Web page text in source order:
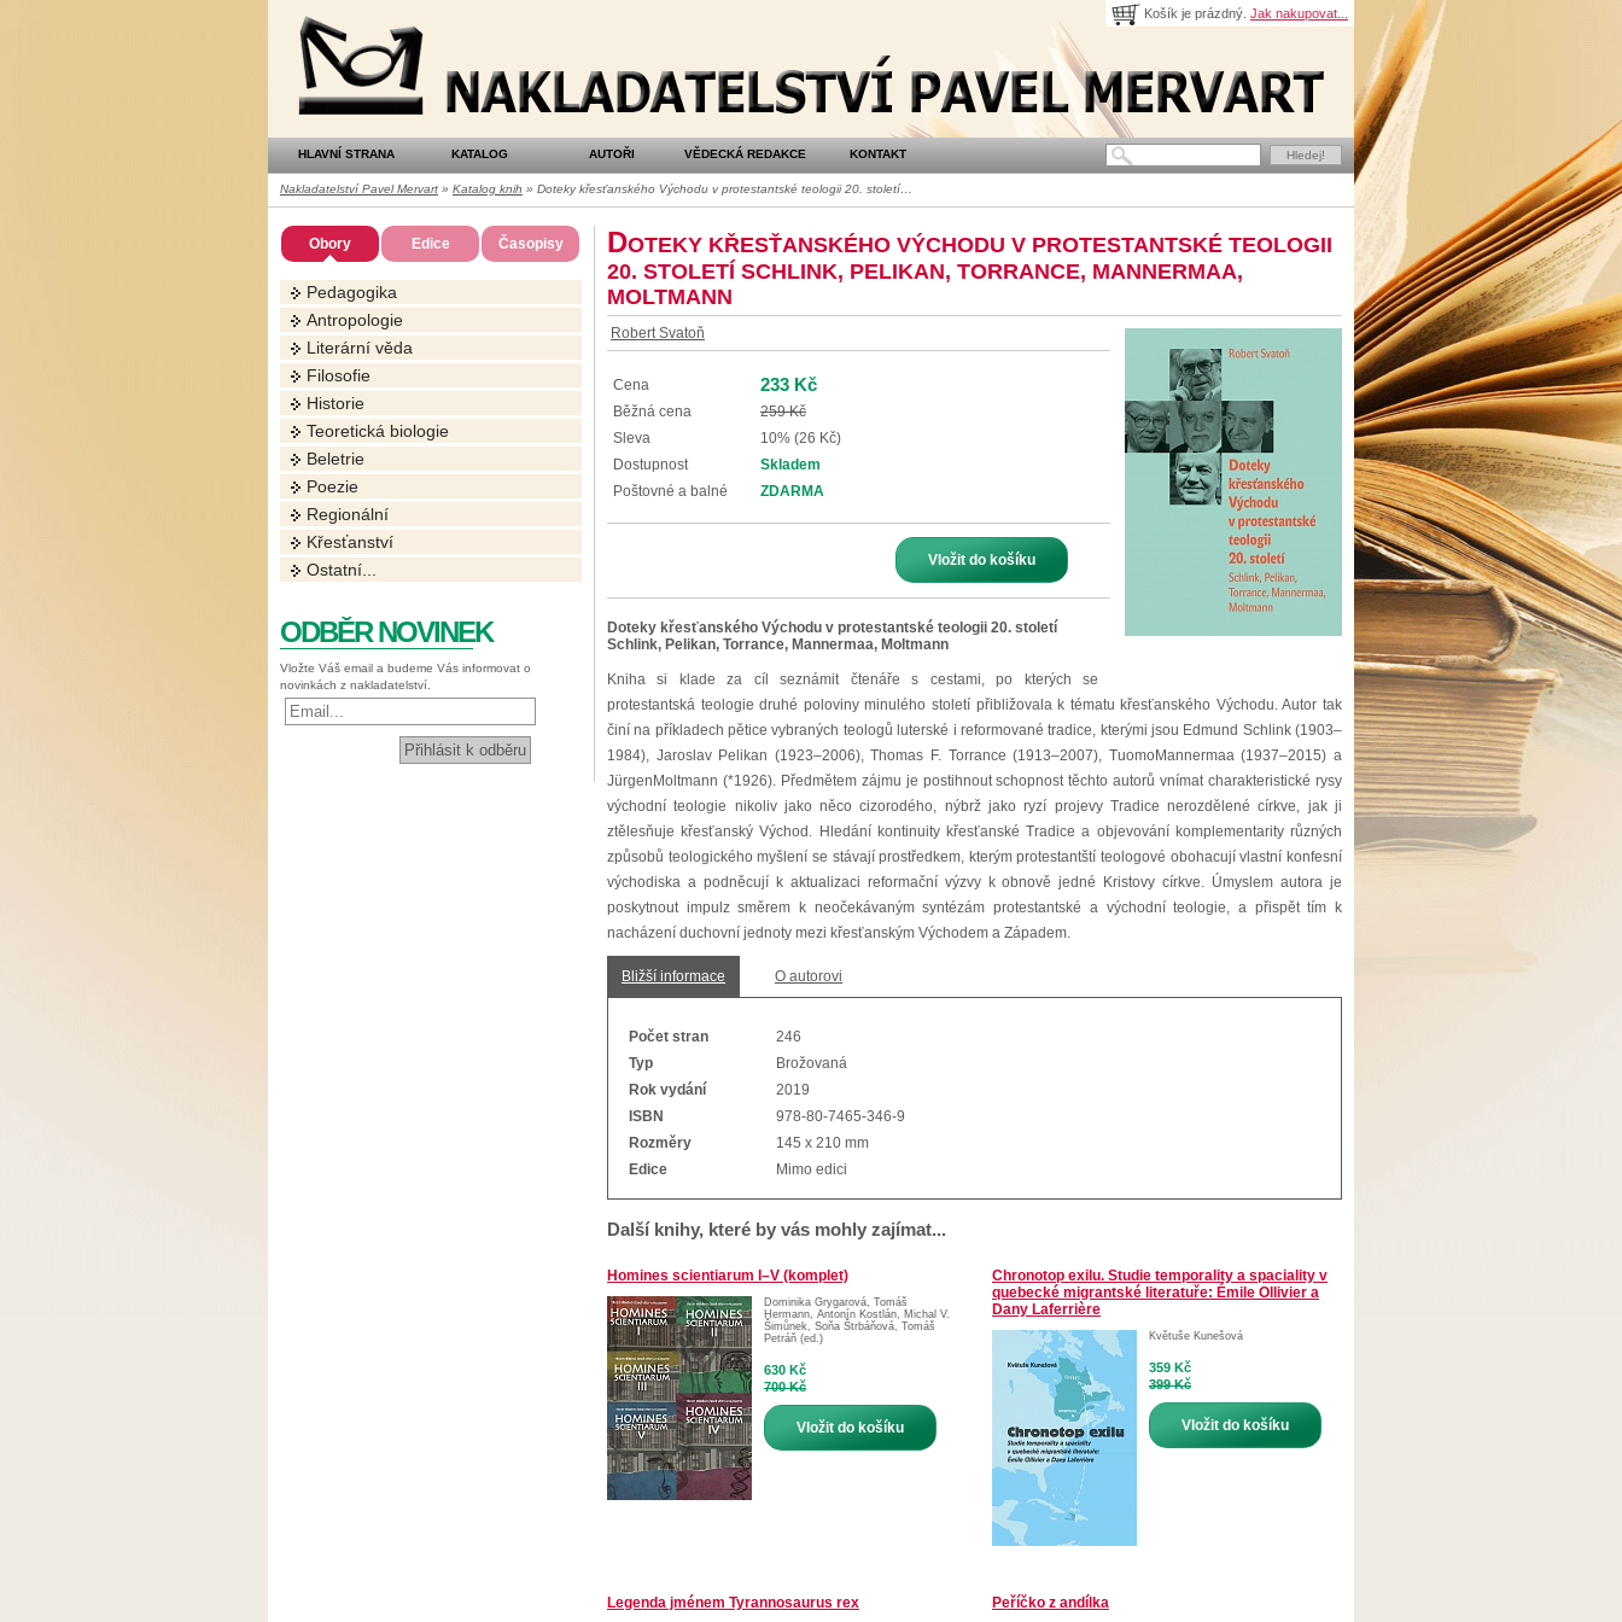
Nakladatelství
Pavel
Mervart
Košík je prázdný. Jak nakupovat...
HLAVNÍ STRANA KATALOG AUTOŘI VĚDECKÁ REDAKCE KONTAKT
Nakladatelství Pavel Mervart » Katalog knih » Doteky křesťanského Východu v protestantské teologii 20. století…
Obory Edice Časopisy
Pedagogika
Antropologie
Literární věda
Filosofie
Historie
Teoretická biologie
Beletrie
Poezie
Regionální
Křesťanství
Ostatní...
ODBĚR NOVINEK
Vložte Váš email a budeme Vás informovat o
novinkách z nakladatelství.
DOTEKY KŘESŤANSKÉHO VÝCHODU V PROTESTANTSKÉ TEOLOGII
20. STOLETÍ SCHLINK, PELIKAN, TORRANCE, MANNERMAA,
MOLTMANN
Robert Svatoň
Cena 233 Kč
Běžná cena
259 Kč
Sleva
10% (26 Kč)
Dostupnost
Skladem
Poštovné a balné
ZDARMA
Vložit do košíku
Doteky křesťanského Východu v protestantské teologii 20. století
Schlink, Pelikan, Torrance, Mannermaa, Moltmann
Kniha si klade za cíl seznámit čtenáře s cestami, po kterých se
protestantská teologie druhé poloviny minulého století přibližovala k tématu křesťanského Východu. Autor tak
činí na příkladech pětice vybraných teologů luterské i reformované tradice, kterými jsou Edmund Schlink (1903–
1984), Jaroslav Pelikan (1923–2006), Thomas F. Torrance (1913–2007), TuomoMannermaa (1937–2015) a
JürgenMoltmann (*1926). Předmětem zájmu je postihnout schopnost těchto autorů vnímat charakteristické rysy
východní teologie nikoliv jako něco cizorodého, nýbrž jako ryzí projevy Tradice nerozdělené církve, jak ji
ztělesňuje křesťanský Východ. Hledání kontinuity křesťanské Tradice a objevování komplementarity různých
způsobů teologického myšlení se stávají prostředkem, kterým protestantští teologové obohacují vlastní konfesní
východiska a podněcují k aktualizaci reformační výzvy k obnově jedné Kristovy církve. Úmyslem autora je
poskytnout impulz směrem k neočekávaným syntézám protestantské a východní teologie, a přispět tím k
nacházení duchovní jednoty mezi křesťanským Východem a Západem.
Bližší informace O autorovi
Počet stran
246
Typ
Brožovaná
Rok vydání
2019
ISBN
978-80-7465-346-9
Rozměry
145 x 210 mm
Edice
Mimo edici
Další knihy, které by vás mohly zajímat...
Homines scientiarum I–V (komplet)
Dominika Grygarová, Tomáš
Hermann, Antonín Kostlán, Michal V.
Šimůnek, Soňa Štrbáňová, Tomáš
Petráň (ed.)
630 Kč
700 Kč
Vložit do košíku
Chronotop exilu. Studie temporality a spaciality v
quebecké migrantské literatuře: Émile Ollivier a
Dany Laferrière
Květuše Kunešová
359 Kč
399 Kč
Vložit do košíku
Legenda jménem Tyrannosaurus rex Peříčko z andílka